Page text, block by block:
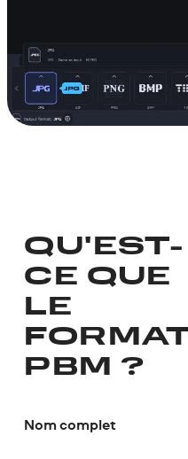
QU'EST-
CE QUE
LE
PBM ?
Nom complet